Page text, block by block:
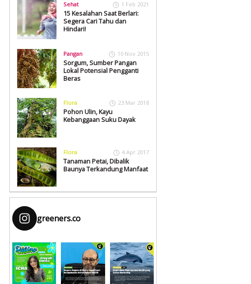
Sehat 1 Feb 2021
15 Kesalahan Saat Berlari:
Segera Cari Tahu dan
Hindari!
Pangan 10 Nov 2015
Sorgum, Sumber Pangan
Lokal Potensial Pengganti
Beras
Flora 23 Mar 2018
Pohon Ulin, Kayu
Kebanggaan Suku Dayak
Flora 4 Apr 2017
Tanaman Petai, Dibalik
Baunya Terkandung Manfaat
greeners.co